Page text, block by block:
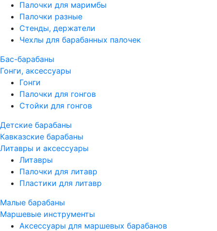
Палочки для маримбы
Палочки разные
Стенды, держатели
Чехлы для барабанных палочек
Бас-барабаны
Гонги, аксессуары
Гонги
Палочки для гонгов
Стойки для гонгов
Детские барабаны
Кавказские барабаны
Литавры и аксессуары
Литавры
Палочки для литавр
Пластики для литавр
Малые барабаны
Маршевые инструменты
Аксессуары для маршевых барабанов